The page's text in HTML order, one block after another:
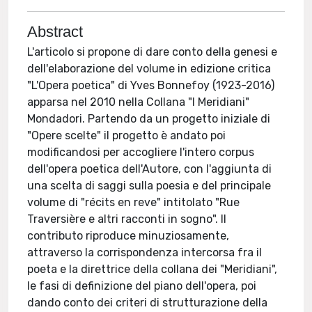
Abstract
L'articolo si propone di dare conto della genesi e
dell'elaborazione del volume in edizione critica
"L'Opera poetica" di Yves Bonnefoy (1923-2016)
apparsa nel 2010 nella Collana "I Meridiani"
Mondadori. Partendo da un progetto iniziale di
"Opere scelte" il progetto è andato poi
modificandosi per accogliere l'intero corpus
dell'opera poetica dell'Autore, con l'aggiunta di
una scelta di saggi sulla poesia e del principale
volume di "récits en reve" intitolato "Rue
Traversière e altri racconti in sogno". Il
contributo riproduce minuziosamente,
attraverso la corrispondenza intercorsa fra il
poeta e la direttrice della collana dei "Meridiani",
le fasi di definizione del piano dell'opera, poi
dando conto dei criteri di strutturazione della